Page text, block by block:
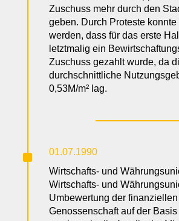
Zuschuss mehr durch den
geben. Durch Proteste konnte
werden, dass für das erste
letztmalig ein
Zuschuss gezahlt wurde, da
durchschnittliche
0,53M/m² lag.
^
01.07.1990
Wirtschafts- und
Wirtschafts- und
Umbewertung der
Genossenschaft auf der Basis